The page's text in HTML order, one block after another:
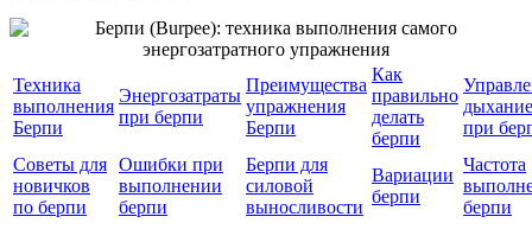
Техника
выполнения
Берпи
Энергозатраты
при берпи
Преимущества
упражнения
Берпи
Как
правильно
делать
берпи
при
Советы для
новичков
по берпи
Ошибки при
выполнении
берпи
Берпи для
силовой
выносливости
Вариации
берпи
Частота
берпи